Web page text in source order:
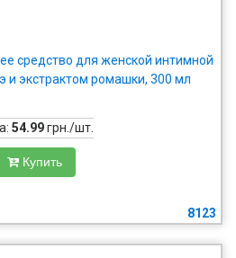
для женской интимной
и экстрактом ромашки, 300 мл
54.99грн./шт.
Купить
8123